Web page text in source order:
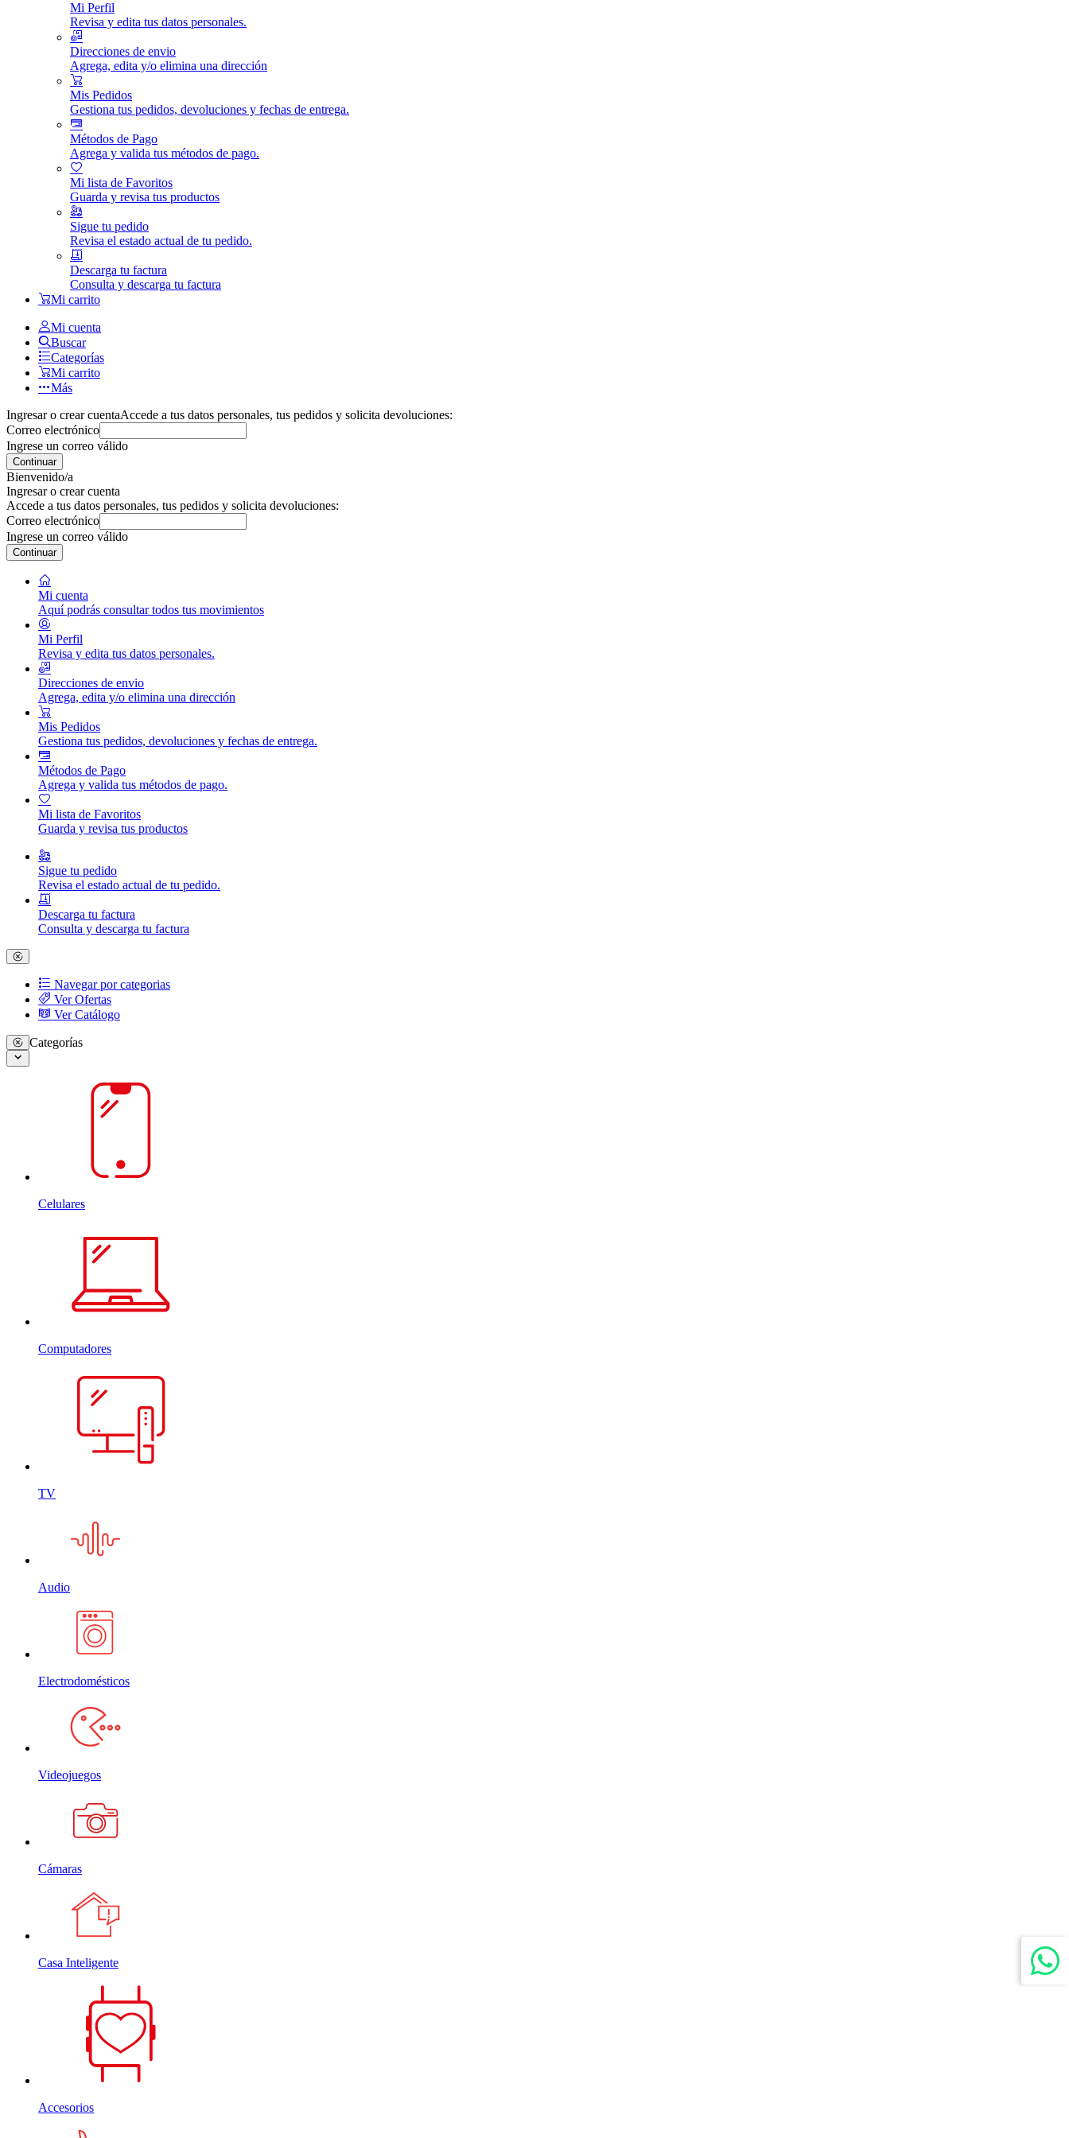
Mi Perfil
Revisa y edita tus datos personales.
Direcciones de envio
Agrega, edita y/o elimina una dirección
Mis Pedidos
Gestiona tus pedidos, devoluciones y fechas de entrega.
Métodos de Pago
Agrega y valida tus métodos de pago.
Mi lista de Favoritos
Guarda y revisa tus productos
Sigue tu pedido
Revisa el estado actual de tu pedido.
Descarga tu factura
Consulta y descarga tu factura
Mi carrito
Mi cuenta
Buscar
Categorías
Mi carrito
Más
Ingresar o crear cuentaAccede a tus datos personales, tus pedidos y solicita devoluciones:
Correo electrónico
Ingrese un correo válido
Continuar
Bienvenido/a
Ingresar o crear cuenta
Accede a tus datos personales, tus pedidos y solicita devoluciones:
Correo electrónico
Ingrese un correo válido
Continuar
Mi cuenta
Aquí podrás consultar todos tus movimientos
Mi Perfil
Revisa y edita tus datos personales.
Direcciones de envio
Agrega, edita y/o elimina una dirección
Mis Pedidos
Gestiona tus pedidos, devoluciones y fechas de entrega.
Métodos de Pago
Agrega y valida tus métodos de pago.
Mi lista de Favoritos
Guarda y revisa tus productos
Sigue tu pedido
Revisa el estado actual de tu pedido.
Descarga tu factura
Consulta y descarga tu factura
Navegar por categorias
Ver Ofertas
Ver Catálogo
Categorías
Celulares
Computadores
TV
Audio
Electrodomésticos
Videojuegos
Cámaras
Casa Inteligente
Accesorios